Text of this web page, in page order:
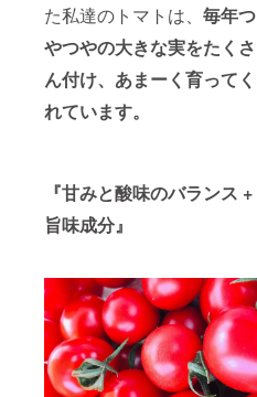
た私達のトマトは、 毎年つ
やつやの大きな実をたくさ
ん付け、あまーく育ってく
れています。
『甘みと酸味のバランス +
旨味成分』